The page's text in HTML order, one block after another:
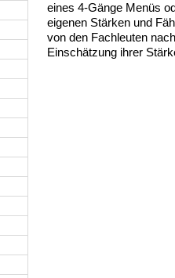
eines 4-Gänge Menüs
eigenen Stärken und
von den Fachleuten
Einschätzung ihrer